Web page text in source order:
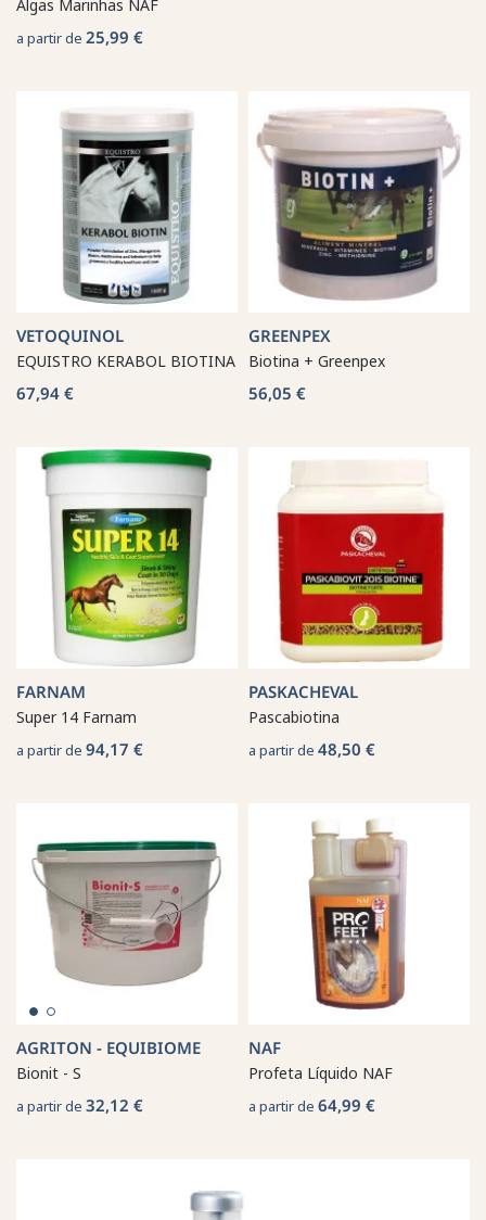
Algas Marinhas NAF
a partir de 25,99 €
VETOQUINOL
EQUISTRO KERABOL BIOTINA
67,94 €
GREENPEX
Biotina + Greenpex
56,05 €
FARNAM
Super 14 Farnam
a partir de 94,17 €
PASKACHEVAL
Pascabiotina
a partir de 48,50 €
AGRITON - EQUIBIOME
Bionit - S
a partir de 32,12 €
NAF
Profeta Líquido NAF
a partir de 64,99 €